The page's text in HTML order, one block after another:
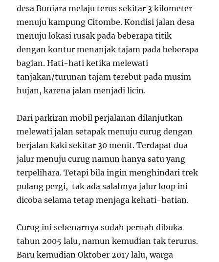
desa Buniara melaju terus sekitar 3 kilometer
menuju kampung Citombe. Kondisi jalan desa
menuju lokasi rusak pada beberapa titik
dengan kontur menanjak tajam pada beberapa
bagian. Hati-hati ketika melewati
tanjakan/turunan tajam terebut pada musim
hujan, karena jalan menjadi licin.
Dari parkiran mobil perjalanan dilanjutkan
melewati jalan setapak menuju curug dengan
berjalan kaki sekitar 30 menit. Terdapat dua
jalur menuju curug namun hanya satu yang
terpelihara. Tetapi bila ingin menghindari trek
pulang pergi, tak ada salahnya jalur loop ini
dicoba selama tetap menjaga kehati-hatian.
Curug ini sebenarnya sudah pernah dibuka
tahun 2005 lalu, namun kemudian tak terurus.
Baru kemudian Oktober 2017 lalu, warga